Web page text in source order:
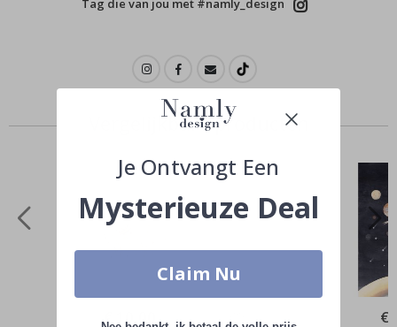
Tag die van jou met #namly_design
Vergelijkbare producten
€ 10,00 €
Je Ontvangt Een
Mysterieuze Deal
Claim Nu